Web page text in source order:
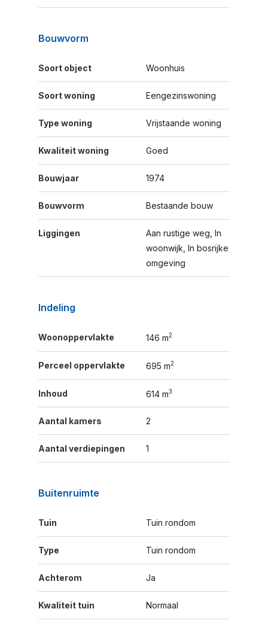
Bouwvorm
Soort object Woonhuis
Soort woning Eengezinswoning
Type woning Vrijstaande woning
Kwaliteit woning Goed
Bouwjaar 1974
Bouwvorm Bestaande bouw
Liggingen
Aan rustige weg, In
woonwijk, In bosrijke
omgeving
Indeling
Woonoppervlakte 146 m2
Perceel oppervlakte 695 m2
Inhoud 614 m3
Aantal kamers 2
Aantal verdiepingen 1
Buitenruimte
Tuin Tuin rondom
Type Tuin rondom
Achterom Ja
Kwaliteit tuin Normaal